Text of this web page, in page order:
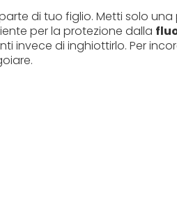
di tuo figlio. Metti solo
per la protezione dalla
invece di inghiottirlo. Per